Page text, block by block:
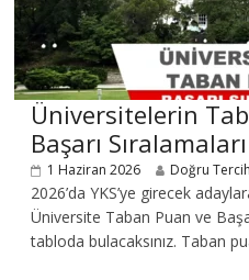
Üniversitelerin
Başarı
1 Haziran 2026 Doğru
2026’da YKS’ye girecek
Üniversite Taban Puan ve
tabloda bulacaksınız. Taban